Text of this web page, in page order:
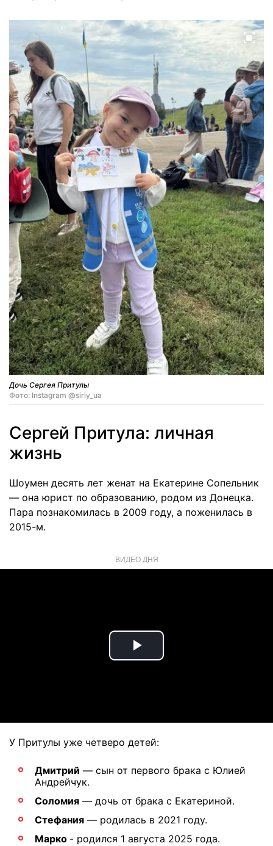
Дочь Сергея Притулы
Фото: Instagram @siriy_ua
Сергей Притула: личная
жизнь
Шоумен десять лет женат на Екатерине Сопельник
— она юрист по образованию, родом из Донецка.
Пара познакомилась в 2009 году, а поженилась в
2015-м.
ВИДЕО ДНЯ
Play
У Притулы уже четверо детей:
Дмитрий — сын от первого брака с Юлией
Андрейчук.
Соломия — дочь от брака с Екатериной.
Стефания — родилась в 2021 году.
Марко - родился 1 августа 2025 года.